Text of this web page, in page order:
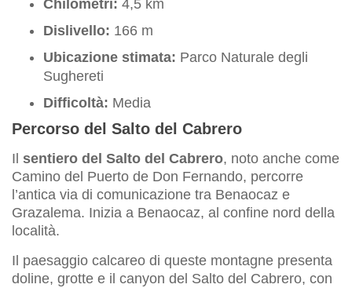
Chilometri: 4,5 km
Dislivello: 166 m
Ubicazione stimata: Parco Naturale degli
Sughereti
Difficoltà: Media
Percorso del Salto del Cabrero
Il sentiero del Salto del Cabrero, noto anche come
Camino del Puerto de Don Fernando, percorre
l’antica via di comunicazione tra Benaocaz e
Grazalema. Inizia a Benaocaz, al confine nord della
località.
Il paesaggio calcareo di queste montagne presenta
doline, grotte e il canyon del Salto del Cabrero, con